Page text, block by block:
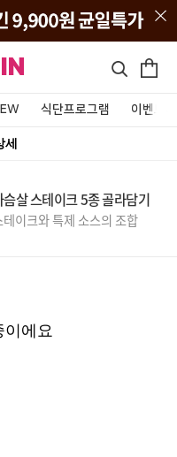
식단프로그램 이벤트&
세
살 스테이크 5종 골라담기
이크와 특제 소스의 조합
이에요